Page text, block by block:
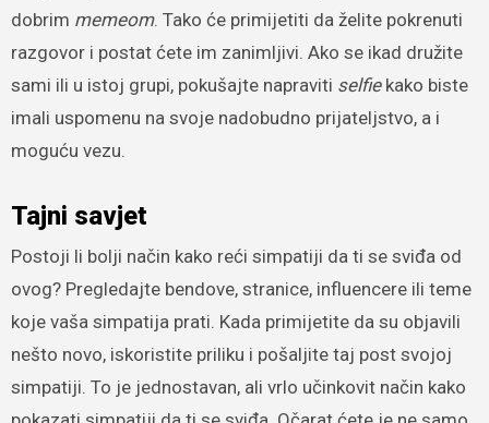
dobrim memeom. Tako će primijetiti da želite pokrenuti
razgovor i postat ćete im zanimljivi. Ako se ikad družite
sami ili u istoj grupi, pokušajte napraviti selfiekako biste
imali uspomenu na svoje nadobudno prijateljstvo, a i
moguću vezu.
Tajni savjet
Postoji li bolji način kako reći simpatiji da ti se sviđa od
ovog? Pregledajte bendove, stranice, influencere ili teme
koje vaša simpatija prati. Kada primijetite da su objavili
nešto novo, iskoristite priliku i pošaljite taj post svojoj
simpatiji. To je jednostavan, ali vrlo učinkovit način kako